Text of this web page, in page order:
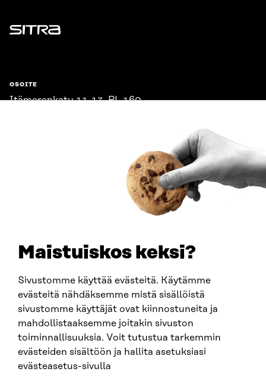
Maistuiskos keksi?
Sivustomme käyttää evästeitä. Käytämme
evästeitä nähdäksemme mistä sisällöistä
sivustomme käyttäjät ovat kiinnostuneita ja
mahdollistaaksemme joitakin sivuston
toiminnallisuuksia. Voit tutustua tarkemmin
evästeiden sisältöön ja hallita asetuksiasi
evästeasetus-sivulla
Sitra
OSOITE
Itämerenkatu 11-13, PL 160,
SITRA SOSIAALISESSA MEDIASSA
LinkedIn
Instagram
YouTube